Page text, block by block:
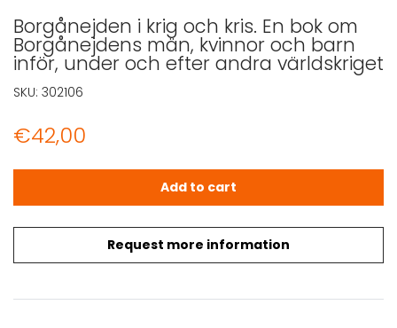
Borgånejden i krig och kris. En bok om
Borgånejdens män, kvinnor och barn
inför, under och efter andra världskriget
€42,00
Request more information
Borgånejden i krig och kris. En bok om Borgånejdens
Add to cart
SKU: 302106